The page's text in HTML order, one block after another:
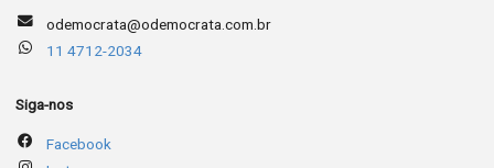
odemocrata@odemocrata.com.br
11 4712-2034
Siga-nos
Facebook